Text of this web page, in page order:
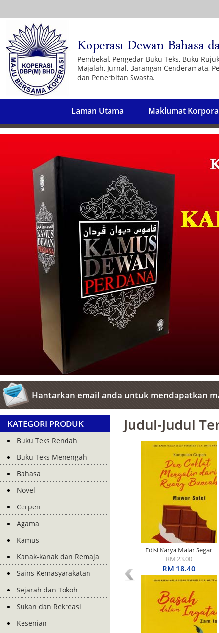
Pembekal, Pengedar Buku Teks, Buku
Majalah, Jurnal, Barangan Cenderamata,
dan Penerbitan Swasta.
Laman Utama Maklumat
Hantarkan email anda untuk mendapatkan
KATEGORI PRODUK
Buku Teks Rendah
Buku Teks Menengah
Bahasa
Novel
Cerpen
Agama
Kamus
Kanak-kanak dan Remaja
Sains Kemasyarakatan
Sejarah dan Tokoh
Sukan dan Rekreasi
Kesenian
Judul-Judul
Edisi Karya Malar Segar
Penerima S.E.A. Write
Award: Kumpulan Cerpen:
Dan Coklat Mengalir Dari
Ruang Buncah
RM 23.00
RM 18.40